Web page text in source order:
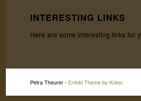
INTERESTING LINKS
Here are some interesting links for
Petra Theurer - Enfold Theme by Kriesi